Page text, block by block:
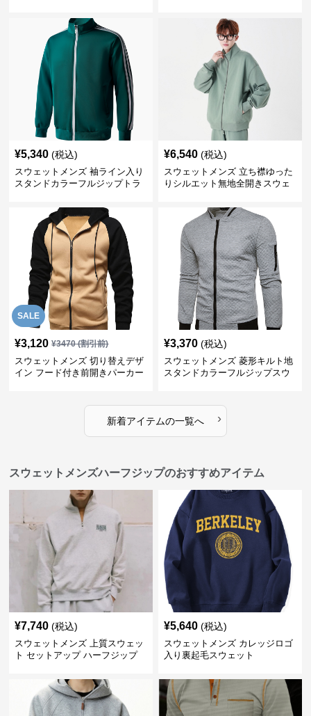
¥5,340 (税込)
スウェットメンズ 袖ライン入り
スタンドカラーフルジップトラ
¥6,540 (税込)
スウェットメンズ 立ち襟ゆった
りシルエット無地全開きスウェ
SALE
¥3,120 ¥3470(割引前)
スウェットメンズ 切り替えデザ
イン フード付き前開きパーカー
¥3,370 (税込)
スウェットメンズ 菱形キルト地
スタンドカラーフルジップスウ
新着アイテムの一覧へ ›
スウェットメンズハーフジップのおすすめアイテム
¥7,740 (税込)
スウェットメンズ 上質スウェッ
ト セットアップ ハーフジップ
¥5,640 (税込)
スウェットメンズ カレッジロゴ
入り裏起毛スウェット